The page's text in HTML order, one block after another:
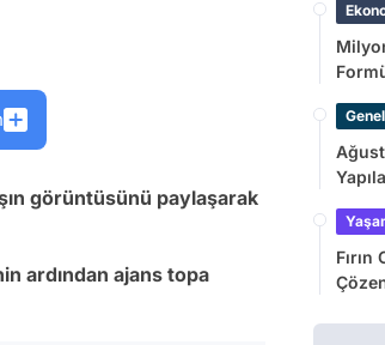
görüntüsünü paylaşarak
ardından ajans topa